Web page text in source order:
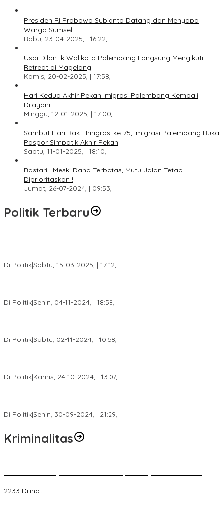
Presiden RI Prabowo Subianto Datang dan Menyapa
Warga Sumsel
Rabu, 23-04-2025, | 16:22,
Usai Dilantik Walikota Palembang Langsung Mengikuti
Retreat di Magelang
Kamis, 20-02-2025, | 17:58,
Hari Kedua Akhir Pekan Imigrasi Palembang Kembali
Dilayani
Minggu, 12-01-2025, | 17:00,
Sambut Hari Bakti Imigrasi ke-75, Imigrasi Palembang Buka
Paspor Simpatik Akhir Pekan
Sabtu, 11-01-2025, | 18:10,
Bastari : Meski Dana Terbatas, Mutu Jalan Tetap
Diprioritaskan !
Jumat, 26-07-2024, | 09:53,
Politik Terbaru
Di Politik|Sabtu, 15-03-2025, | 17:12,
Di Politik|Senin, 04-11-2024, | 18:58,
Di Politik|Sabtu, 02-11-2024, | 10:58,
Di Politik|Kamis, 24-10-2024, | 13:07,
Di Politik|Senin, 30-09-2024, | 21:29,
Kriminalitas
2233 Dilihat